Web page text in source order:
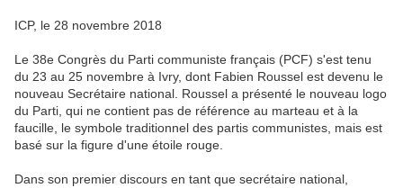
ICP, le 28 novembre 2018
Le 38e Congrès du Parti communiste français (PCF) s'est tenu
du 23 au 25 novembre à Ivry, dont Fabien Roussel est devenu le
nouveau Secrétaire national. Roussel a présenté le nouveau logo
du Parti, qui ne contient pas de référence au marteau et à la
faucille, le symbole traditionnel des partis communistes, mais est
basé sur la figure d'une étoile rouge.
Dans son premier discours en tant que secrétaire national,